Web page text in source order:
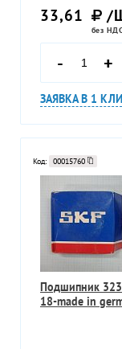
33,61 /
без
- +
ЗАЯВКА В 1
Код: 00015760
Подшипник
18-made in